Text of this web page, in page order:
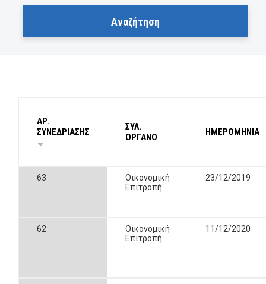
ΑΡ.
ΣΥΝΕΔΡΙΑΣΗΣ
ΣΥΛ.
ΟΡΓΑΝΟ
ΗΜΕΡΟΜΗΝΙΑ
63
Οικονομική
Επιτροπή
23/12/2019
62
Οικονομική
Επιτροπή
11/12/2020